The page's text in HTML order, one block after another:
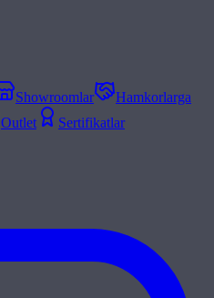
Showroomlar
Hamkorlarga
Outlet
Sertifikatlar